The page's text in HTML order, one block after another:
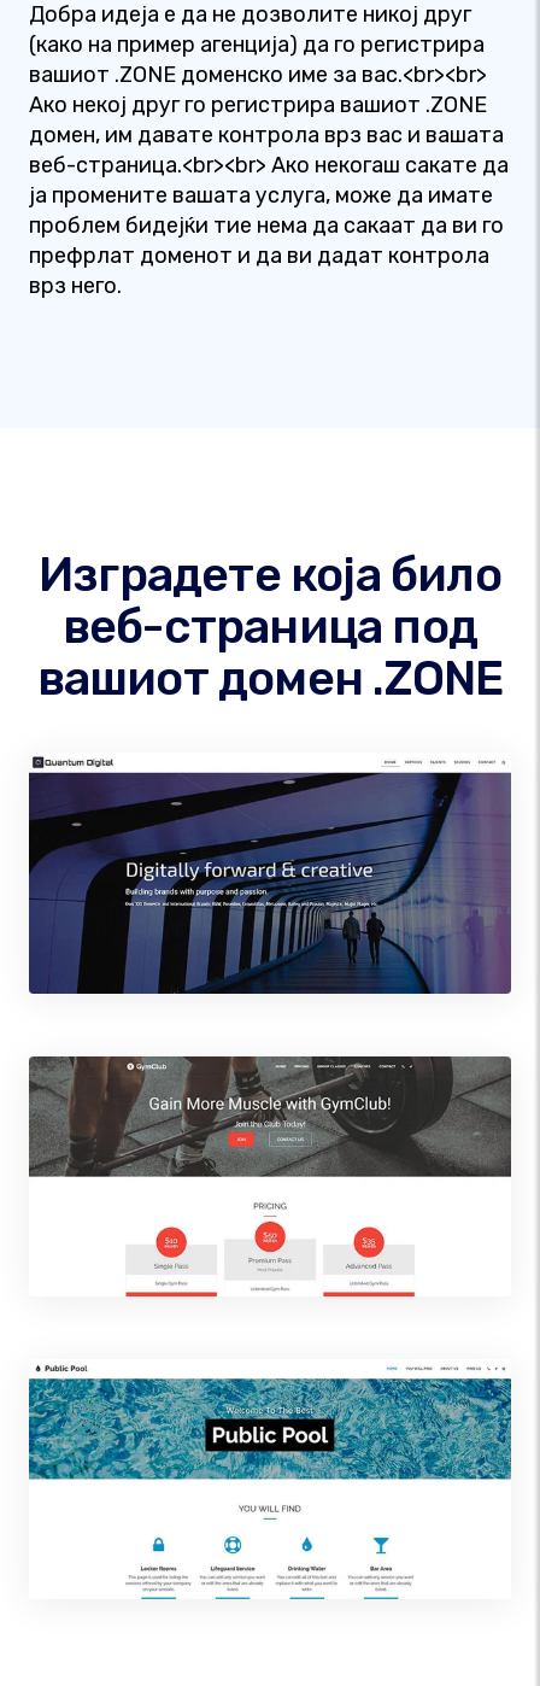
Добра идеја е да не дозволите никој друг
(како на пример агенција) да го регистрира
вашиот .ZONE доменско име за вас.<br><br>
Ако некој друг го регистрира вашиот .ZONE
домен, им давате контрола врз вас и вашата
веб-страница.<br><br> Ако некогаш сакате да
ја промените вашата услуга, може да имате
проблем бидејќи тие нема да сакаат да ви го
префрлат доменот и да ви дадат контрола
врз него.
Изградете која било
веб-страница под
вашиот домен .ZONE